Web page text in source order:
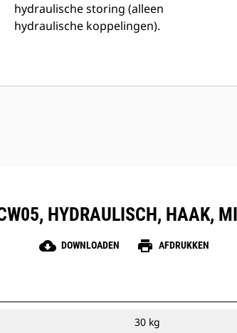
hydraulische storing (alleen
hydraulische koppelingen).
HYDRAULISCH, HAAK,
cloud_download DOWNLOADEN print AFDRUKKEN
30 kg